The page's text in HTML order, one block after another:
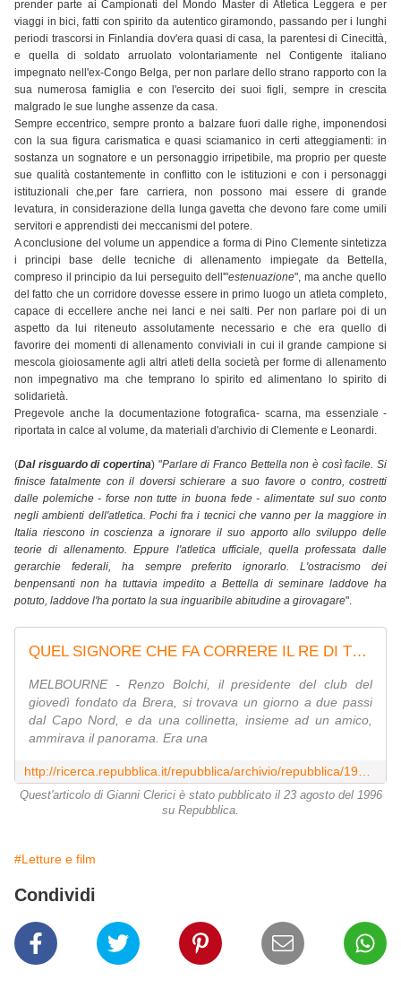
prender parte ai Campionati del Mondo Master di Atletica Leggera e per
viaggi in bici, fatti con spirito da autentico giramondo, passando per i lunghi
periodi trascorsi in Finlandia dov'era quasi di casa, la parentesi di Cinecittà,
e quella di soldato arruolato volontariamente nel Contigente italiano
impegnato nell'ex-Congo Belga, per non parlare dello strano rapporto con la
sua numerosa famiglia e con l'esercito dei suoi figli, sempre in crescita
malgrado le sue lunghe assenze da casa.
Sempre eccentrico, sempre pronto a balzare fuori dalle righe, imponendosi
con la sua figura carismatica e quasi sciamanico in certi atteggiamenti: in
sostanza un sognatore e un personaggio irripetibile, ma proprio per queste
sue qualità costantemente in conflitto con le istituzioni e con i personaggi
istituzionali che,per fare carriera, non possono mai essere di grande
levatura, in considerazione della lunga gavetta che devono fare come umili
servitori e apprendisti dei meccanismi del potere.
A conclusione del volume un appendice a forma di Pino Clemente sintetizza
i principi base delle tecniche di allenamento impiegate da Bettella,
compreso il principio da lui perseguito dell'"estenuazione", ma anche quello
del fatto che un corridore dovesse essere in primo luogo un atleta completo,
capace di eccellere anche nei lanci e nei salti. Per non parlare poi di un
aspetto da lui riteneuto assolutamente necessario e che era quello di
favorire dei momenti di allenamento conviviali in cui il grande campione si
mescola gioiosamente agli altri atleti della società per forme di allenamento
non impegnativo ma che temprano lo spirito ed alimentano lo spirito di
solidarietà.
Pregevole anche la documentazione fotografica- scarna, ma essenziale -
riportata in calce al volume, da materiali d'archivio di Clemente e Leonardi.
(Dal risguardo di copertina) "Parlare di Franco Bettella non è così facile. Si
finisce fatalmente con il doversi schierare a suo favore o contro, costretti
dalle polemiche - forse non tutte in buona fede - alimentate sul suo conto
negli ambienti dell'atletica. Pochi fra i tecnici che vanno per la maggiore in
Italia riescono in coscienza a ignorare il suo apporto allo sviluppo delle
teorie di allenamento. Eppure l'atletica ufficiale, quella professata dalle
gerarchie federali, ha sempre preferito ignorarlo. L'ostracismo dei
benpensanti non ha tuttavia impedito a Bettella di seminare laddove ha
potuto, laddove l'ha portato la sua inguaribile abitudine a girovagare".
QUEL SIGNORE CHE FA CORRERE IL RE DI TONGA - la Repubblica.it
MELBOURNE - Renzo Bolchi, il presidente del club del
giovedì fondato da Brera, si trovava un giorno a due passi
dal Capo Nord, e da una collinetta, insieme ad un amico,
ammirava il panorama. Era una
Quest'articolo di Gianni Clerici è stato pubblicato il 23 agosto del 1996
su Repubblica.
#Letture e film
Condividi